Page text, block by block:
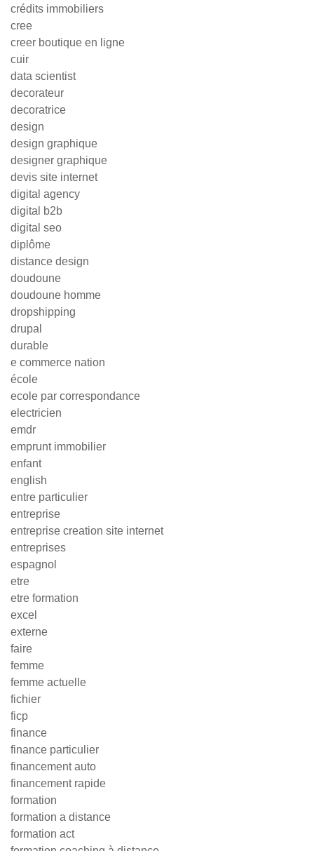
crédits immobiliers
cree
creer boutique en ligne
cuir
data scientist
decorateur
decoratrice
design
design graphique
designer graphique
devis site internet
digital agency
digital b2b
digital seo
diplôme
distance design
doudoune
doudoune homme
dropshipping
drupal
durable
e commerce nation
école
ecole par correspondance
electricien
emdr
emprunt immobilier
enfant
english
entre particulier
entreprise
entreprise creation site internet
entreprises
espagnol
etre
etre formation
excel
externe
faire
femme
femme actuelle
fichier
ficp
finance
finance particulier
financement auto
financement rapide
formation
formation a distance
formation act